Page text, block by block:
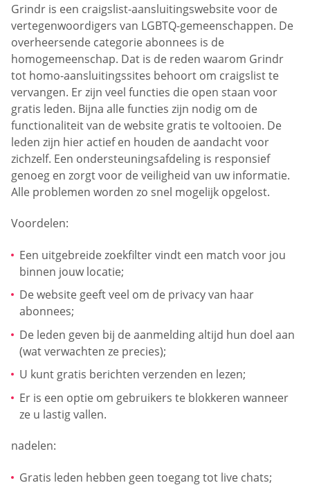
Grindr is een craigslist-aansluitingswebsite voor de
vertegenwoordigers van LGBTQ-gemeenschappen. De
overheersende categorie abonnees is de
homogemeenschap. Dat is de reden waarom Grindr
tot homo-aansluitingssites behoort om craigslist te
vervangen. Er zijn veel functies die open staan voor
gratis leden. Bijna alle functies zijn nodig om de
functionaliteit van de website gratis te voltooien. De
leden zijn hier actief en houden de aandacht voor
zichzelf. Een ondersteuningsafdeling is responsief
genoeg en zorgt voor de veiligheid van uw informatie.
Alle problemen worden zo snel mogelijk opgelost.
Voordelen:
Een uitgebreide zoekfilter vindt een match voor jou
binnen jouw locatie;
De website geeft veel om de privacy van haar
abonnees;
De leden geven bij de aanmelding altijd hun doel aan
(wat verwachten ze precies);
U kunt gratis berichten verzenden en lezen;
Er is een optie om gebruikers te blokkeren wanneer
ze u lastig vallen.
nadelen:
Gratis leden hebben geen toegang tot live chats;